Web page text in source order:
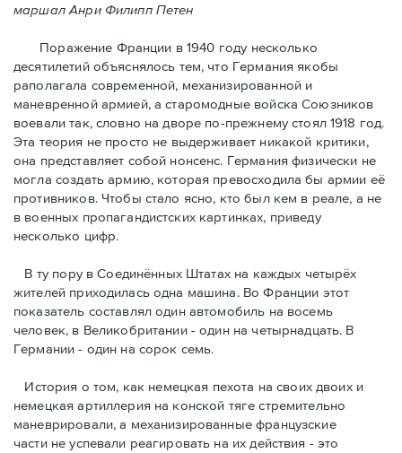
маршал Анри Филипп Петен
Поражение Франции в 1940 году несколько
десятилетий объяснялось тем, что Германия якобы
раполагала современной, механизированной и
маневренной армией, а старомодные войска Союзников
воевали так, словно на дворе по-прежнему стоял 1918 год.
Эта теория не просто не выдерживает никакой критики,
она представляет собой нонсенс. Германия физически не
могла создать армию, которая превосходила бы армии её
противников. Чтобы стало ясно, кто был кем в реале, а не
в военных пропагандистских картинках, приведу
несколько цифр.
В ту пору в Соединённых Штатах на каждых четырёх
жителей приходилась одна машина. Во Франции этот
показатель составлял один автомобиль на восемь
человек, в Великобритании - один на четырнадцать. В
Германии - один на сорок семь.
История о том, как немецкая пехота на своих двоих и
немeцкая артиллерия на конской тяге стремительно
маневрировали, а механизированные французские
части не успевали реагировать на их действия - это